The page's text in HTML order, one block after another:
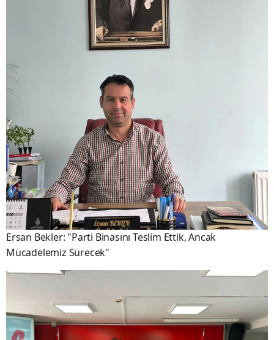
Ersan Bekler: "Parti Binasını Teslim Ettik, Ancak
Mücadelemiz Sürecek"